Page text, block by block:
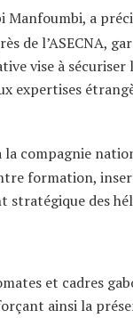
a
de l’ASECNA,
vise à sécuriser
expertises
la compagnie
formation,
stratégique des
et cadres
ainsi la